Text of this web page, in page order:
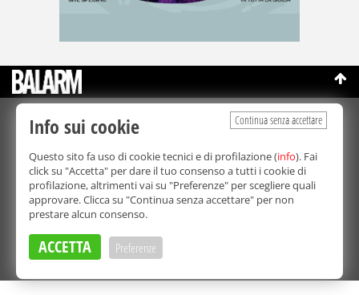
©Copyright 2003-2026
Bmedia Srl
La riproduzione totale o parziale di tutti i contenuti, in qualunque
forma, su qualsiasi supporto è proibita.
Balarm.it è una testata giornalistica registrata. Autorizzazione del
Tribunale di Palermo n° 32 del 21/10/2003
Direttore responsabile:Fabio Ricotta
Privacy e Cookie Policy
Continua senza accettare
Info sui cookie
Questo sito fa uso di cookie tecnici e di profilazione (info). Fai
click su "Accetta" per dare il tuo consenso a tutti i cookie di
profilazione, altrimenti vai su "Preferenze" per scegliere quali
approvare. Clicca su "Continua senza accettare" per non
prestare alcun consenso.
ACCETTA Preferenze